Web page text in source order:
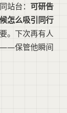
站台： 可研告
怎么吸引同行
。下次再有人
——保管他瞬间